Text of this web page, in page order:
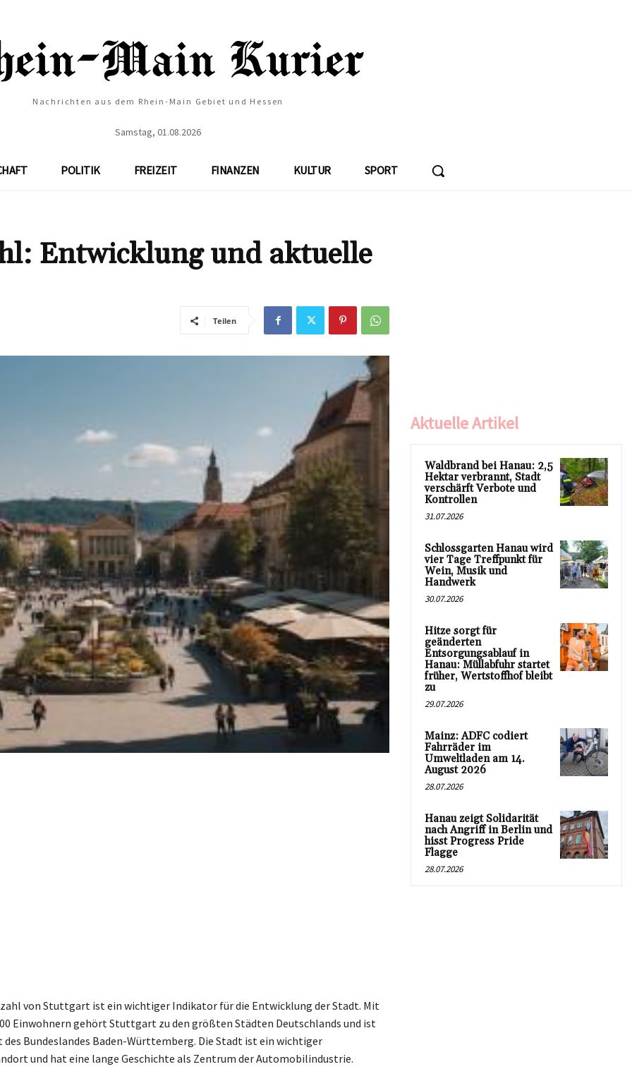
Nachrichten aus dem Rhein-Main Gebiet und Hessen
Samstag, 01.08.2026
POLITIK FREIZEIT FINANZEN KULTUR SPORT
Entwicklung und aktuelle
Teilen
von Stuttgart ist ein wichtiger Indikator für die Entwicklung der Stadt. Mit
Einwohnern gehört Stuttgart zu den größten Städten Deutschlands und ist
Bundeslandes Baden-Württemberg. Die Stadt ist ein wichtiger
und hat eine lange Geschichte als Zentrum der Automobilindustrie.
Aktuelle Artikel
Waldbrand bei Hanau: 2,5
Hektar verbrannt, Stadt
verschärft Verbote und
Kontrollen
31.07.2026
Schlossgarten Hanau wird
vier Tage Treffpunkt für
Wein, Musik und
Handwerk
30.07.2026
Hitze sorgt für
geänderten
Entsorgungsablauf in
Hanau: Müllabfuhr startet
früher, Wertstoffhof bleibt
zu
29.07.2026
Mainz: ADFC codiert
Fahrräder im
Umweltladen am 14.
August 2026
28.07.2026
Hanau zeigt Solidarität
nach Angriff in Berlin und
hisst Progress Pride
Flagge
28.07.2026